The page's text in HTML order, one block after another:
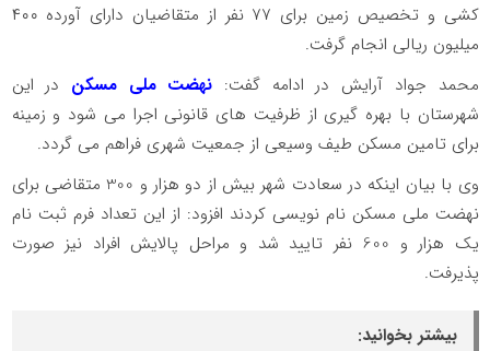
کشی و تخصیص زمین برای ۷۷ نفر از متقاضیان دارای آورده ۴۰۰
میلیون ریالی انجام گرفت.
محمد جواد آرایش در ادامه گفت: نهضت ملی مسکن در این
شهرستان با بهره گیری از ظرفیت های قانونی اجرا می شود و زمینه
برای تامین مسکن طیف وسیعی از جمعیت شهری فراهم می گردد.
وی با بیان اینکه در سعادت شهر بیش از دو هزار و 300 متقاضی برای
نهضت ملی مسکن نام نویسی کردند افزود: از این تعداد فرم ثبت نام
یک هزار و 600 نفر تایید شد و مراحل پالایش افراد نیز صورت
پذیرفت.
بیشتر بخوانید: